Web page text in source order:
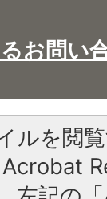
お問い
ルを閲